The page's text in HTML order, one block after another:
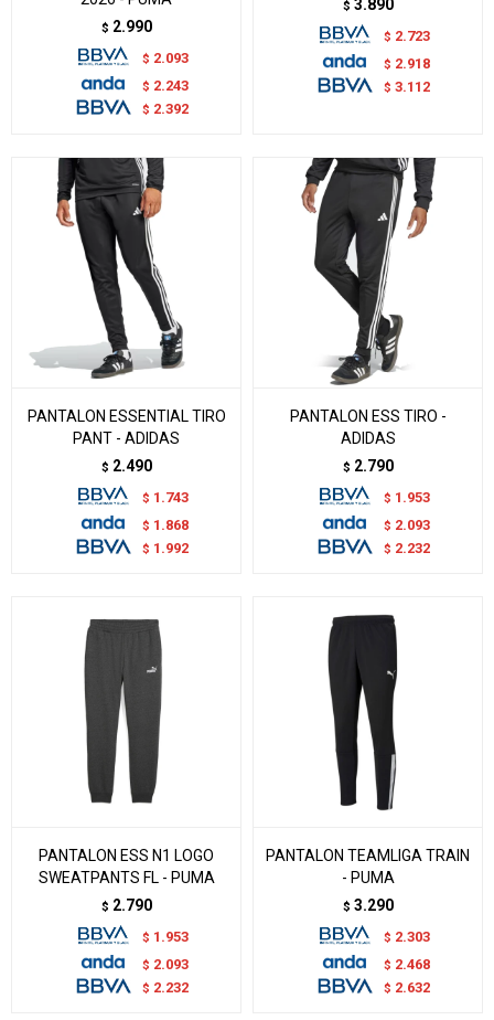
$ 2.990
$ 2.093
$ 2.243
$ 2.392
$ 3.890
$ 2.723
$ 2.918
$ 3.112
PANTALON ESSENTIAL TIRO
PANT - ADIDAS
$ 2.490
$ 1.743
$ 1.868
$ 1.992
PANTALON ESS TIRO -
ADIDAS
$ 2.790
$ 1.953
$ 2.093
$ 2.232
PANTALON ESS N1 LOGO
SWEATPANTS FL - PUMA
$ 2.790
$ 1.953
$ 2.093
$ 2.232
PANTALON TEAMLIGA TRAIN
- PUMA
$ 3.290
$ 2.303
$ 2.468
$ 2.632